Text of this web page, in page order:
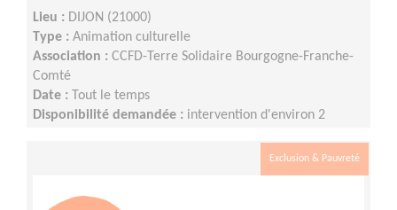
Lieu : DIJON (21000)
Type : Animation culturelle
Association : CCFD-Terre Solidaire Bourgogne-Franche-
Comté
Date : Tout le temps
Disponibilité demandée : intervention d'environ 2
Exclusion & Pauvreté